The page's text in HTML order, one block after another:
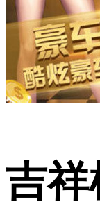
吉祥